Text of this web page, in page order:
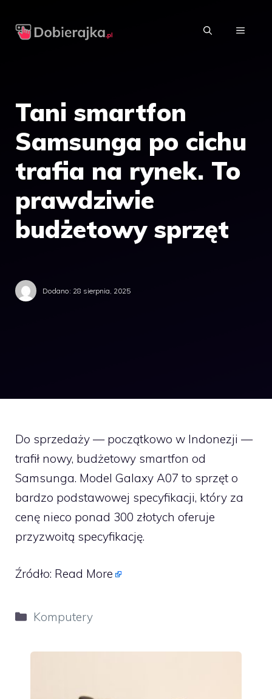
MENU
Tani smartfon
Samsunga po cichu
trafia na rynek. To
prawdziwie
budżetowy sprzęt
Dodano: 28 sierpnia, 2025
Do sprzedaży — początkowo w Indonezji —
trafił nowy, budżetowy smartfon od
Samsunga. Model Galaxy A07 to sprzęt o
bardzo podstawowej specyfikacji, który za
cenę nieco ponad 300 złotych oferuje
przyzwoitą specyfikację.
Źródło: Read More
Kategorie
Komputery